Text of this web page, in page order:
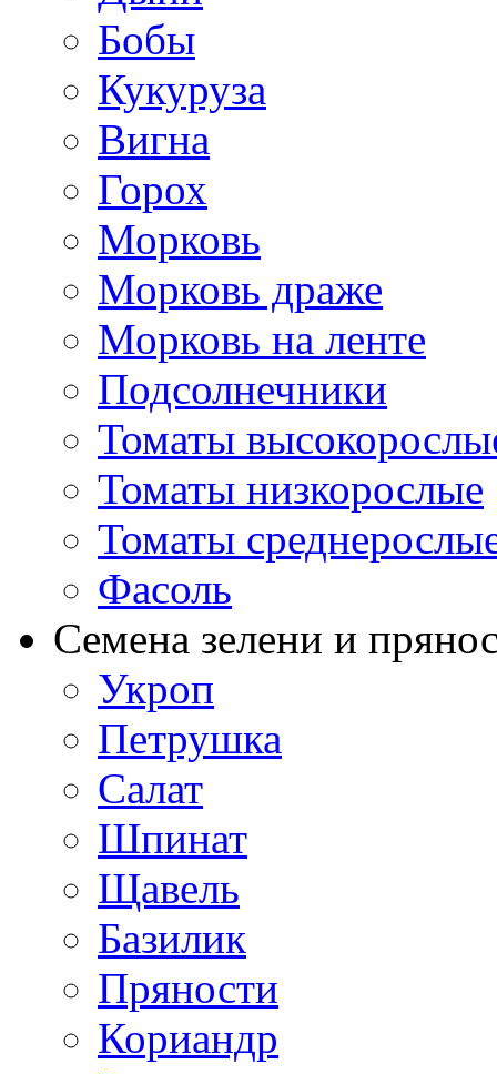
Бобы
Кукуруза
Вигна
Горох
Морковь
Морковь драже
Морковь на ленте
Подсолнечники
Томаты
Томаты низкорослые
Томаты
Фасоль
Семена зелени и
Укроп
Петрушка
Салат
Шпинат
Щавель
Базилик
Пряности
Кориандр